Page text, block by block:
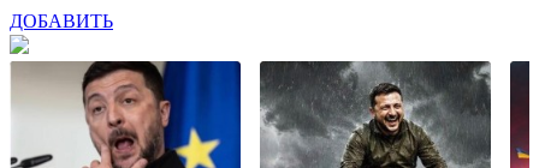
ДОБАВИТЬ